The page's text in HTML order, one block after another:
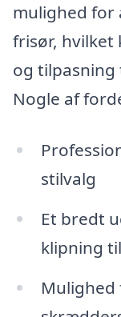
mulighed for
frisør, hvilket
og tilpasning
Nogle af
stilvalg
Et bredt
klipning
Mulighed